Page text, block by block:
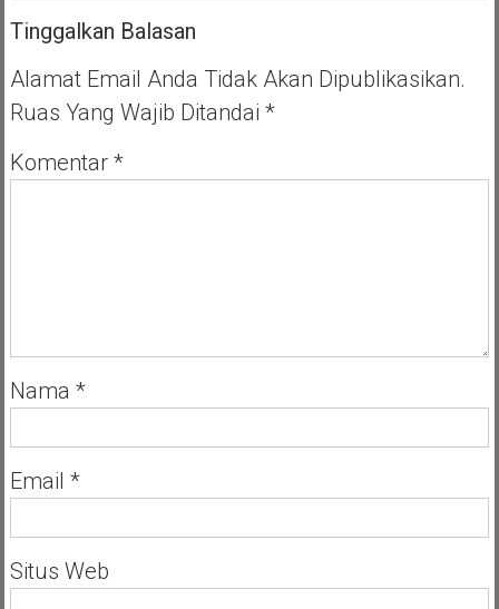
Tinggalkan Balasan
Alamat Email Anda Tidak Akan Dipublikasikan.
Ruas Yang Wajib Ditandai *
Komentar *
Nama *
Email *
Situs Web